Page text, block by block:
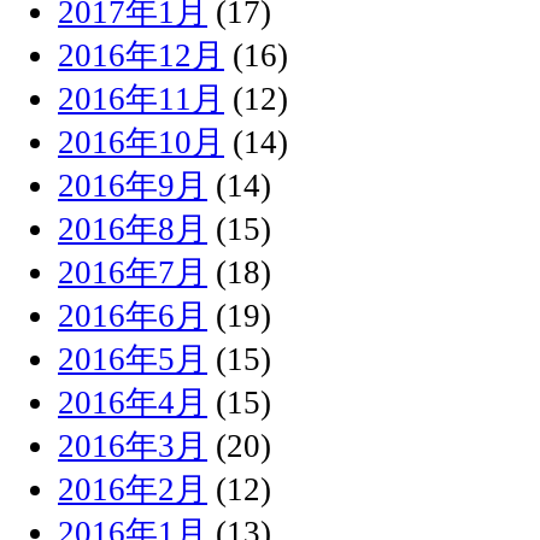
2017年1月 (17)
2016年12月 (16)
2016年11月 (12)
2016年10月 (14)
2016年9月 (14)
2016年8月 (15)
2016年7月 (18)
2016年6月 (19)
2016年5月 (15)
2016年4月 (15)
2016年3月 (20)
2016年2月 (12)
2016年1月 (13)